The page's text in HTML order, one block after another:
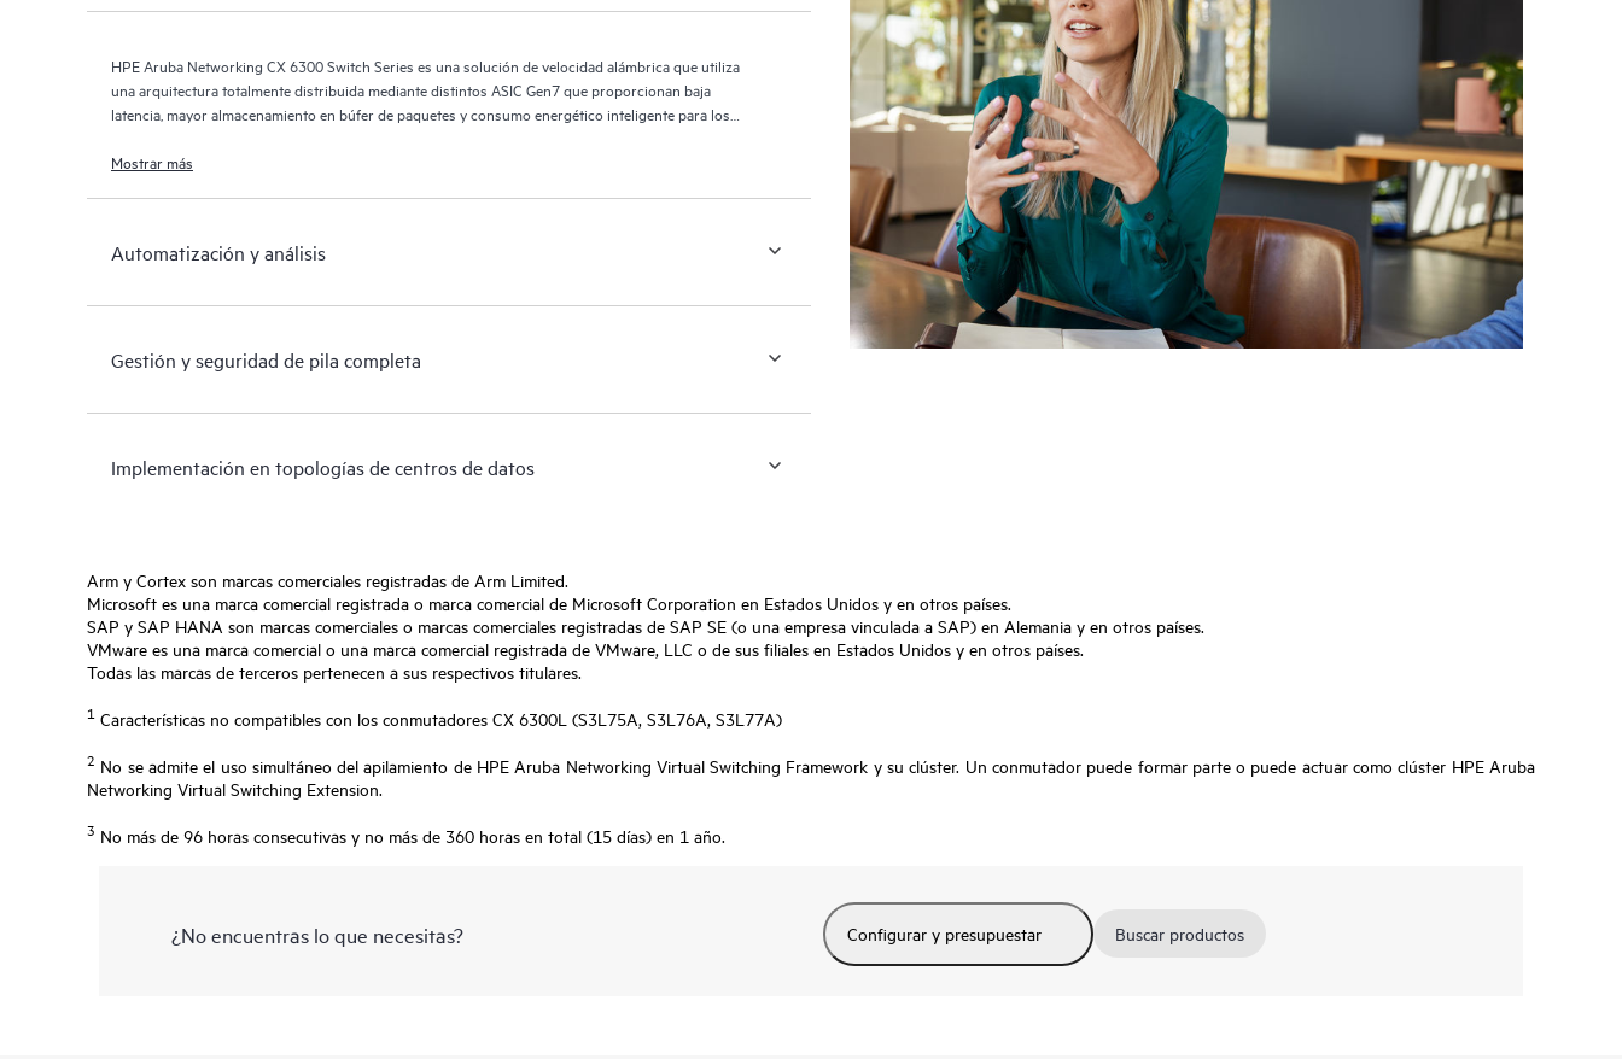
HPE Aruba Networking CX 6300 Switch Series es una solución de velocidad alámbrica que utiliza
una arquitectura totalmente distribuida mediante distintos ASIC Gen7 que proporcionan baja
latencia, mayor almacenamiento en búfer de paquetes y consumo energético inteligente para los
Mostrar más
Automatización y análisis
Gestión y seguridad de pila completa
Implementación en topologías de centros de datos
Arm y Cortex son marcas comerciales registradas de Arm Limited.
Microsoft es una marca comercial registrada o marca comercial de Microsoft Corporation en Estados Unidos y en otros países.
SAP y SAP HANA son marcas comerciales o marcas comerciales registradas de SAP SE (o una empresa vinculada a SAP) en Alemania y en otros países.
VMware es una marca comercial o una marca comercial registrada de VMware, LLC o de sus filiales en Estados Unidos y en otros países.
Todas las marcas de terceros pertenecen a sus respectivos titulares.
1 Características no compatibles con los conmutadores CX 6300L (S3L75A, S3L76A, S3L77A)
2 No se admite el uso simultáneo del apilamiento de HPE Aruba Networking Virtual Switching Framework y su clúster. Un conmutador puede formar parte o puede actuar como clúster HPE Aruba
Networking Virtual Switching Extension.
3 No más de 96 horas consecutivas y no más de 360 horas en total (15 días) en 1 año.
¿No encuentras lo que necesitas? Configurar y presupuestar Buscar productos